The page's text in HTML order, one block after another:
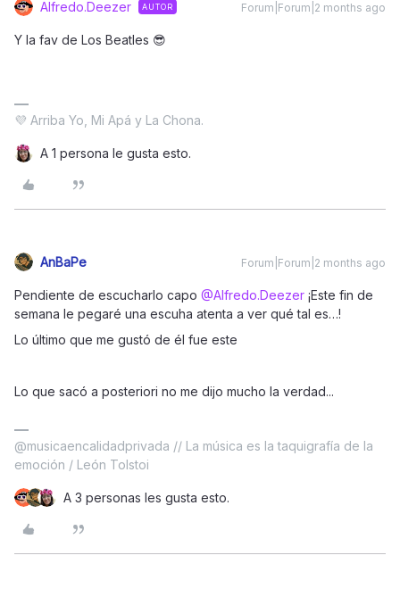
Alfredo.Deezer AUTOR Forum|Forum|2 months ago
Y la fav de Los Beatles 😎
💜 Arriba Yo, Mi Apá y La Chona.
A 1 persona le gusta esto.
AnBaPe Forum|Forum|2 months ago
Pendiente de escucharlo capo ​ @Alfredo.Deezer ¡Este fin de
semana le pegaré una escuha atenta a ver qué tal es…!
Lo último que me gustó de él fue este
Lo que sacó a posteriori no me dijo mucho la verdad...
@musicaencalidadprivada // La música es la taquigrafía de la
emoción / León Tolstoi
A 3 personas les gusta esto.